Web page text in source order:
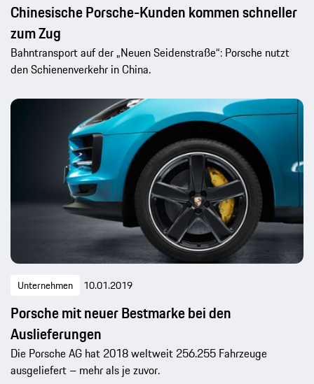
Chinesische Porsche-Kunden kommen schneller
zum Zug
Bahntransport auf der „Neuen Seidenstraße“: Porsche nutzt
den Schienenverkehr in China.
Unternehmen 10.01.2019
Porsche mit neuer Bestmarke bei den
Auslieferungen
Die Porsche AG hat 2018 weltweit 256.255 Fahrzeuge
ausgeliefert – mehr als je zuvor.